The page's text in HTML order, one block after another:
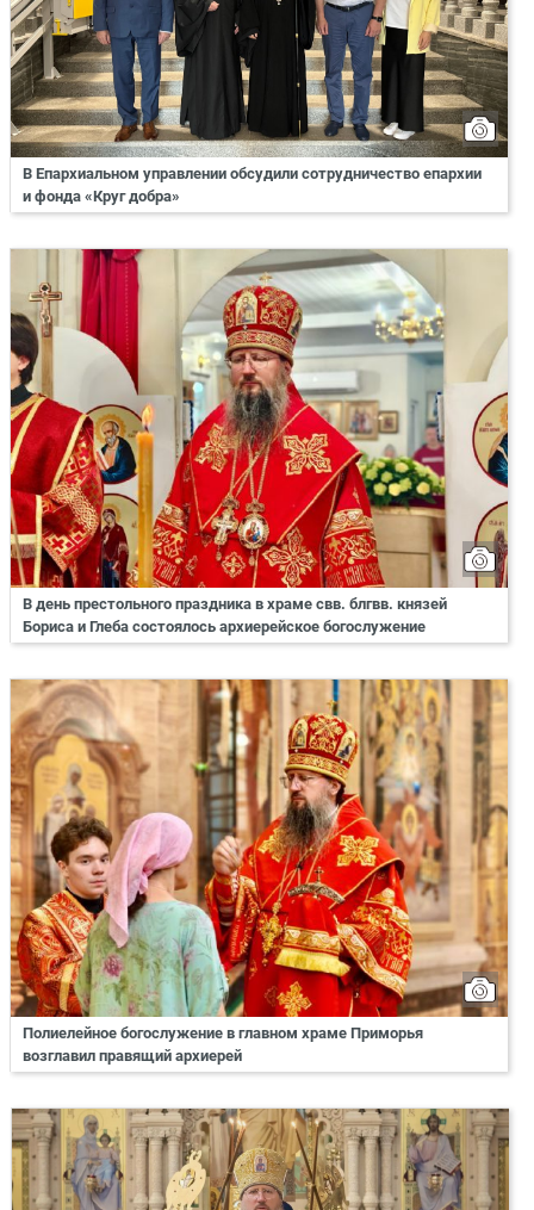
В Епархиальном управлении обсудили сотрудничество епархии
и фонда «Круг добра»
В день престольного праздника в храме свв. блгвв. князей
Бориса и Глеба состоялось архиерейское богослужение
Полиелейное богослужение в главном храме Приморья
возглавил правящий архиерей